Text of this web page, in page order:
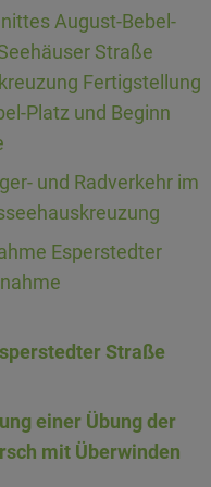
August-Bebel-
Straße
Fertigstellung
Platz und Beginn
und Radverkehr im
Esperstedter
Straße
einer Übung der
mit Überwinden